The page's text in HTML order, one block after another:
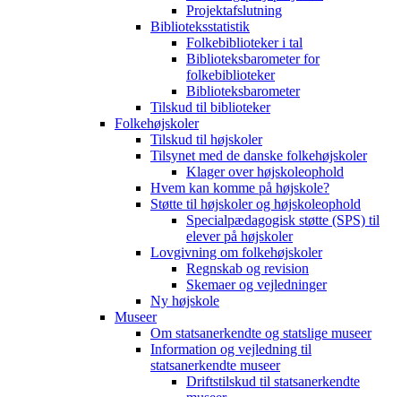
Projektafslutning
Biblioteksstatistik
Folkebiblioteker i tal
Biblioteksbarometer for
folkebiblioteker
Biblioteksbarometer
Tilskud til biblioteker
Folkehøjskoler
Tilskud til højskoler
Tilsynet med de danske folkehøjskoler
Klager over højskoleophold
Hvem kan komme på højskole?
Støtte til højskoler og højskoleophold
Specialpædagogisk støtte (SPS) til
elever på højskoler
Lovgivning om folkehøjskoler
Regnskab og revision
Skemaer og vejledninger
Ny højskole
Museer
Om statsanerkendte og statslige museer
Information og vejledning til
statsanerkendte museer
Driftstilskud til statsanerkendte